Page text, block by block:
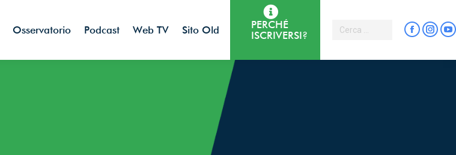
Osservatorio Podcast Web TV Sito Old
PERCHÉ
ISCRIVERSI?